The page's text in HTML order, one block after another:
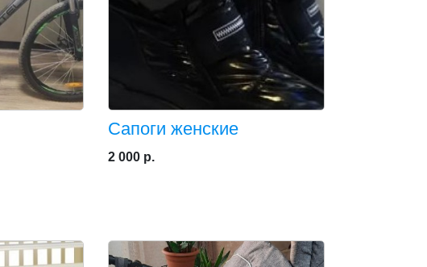
Сапоги женские
2 000 р.